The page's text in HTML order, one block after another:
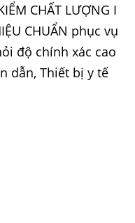
CHẤT LƯỢNG I
CHUẨN phục vụ
độ chính xác cao
dẫn, Thiết bị y tế